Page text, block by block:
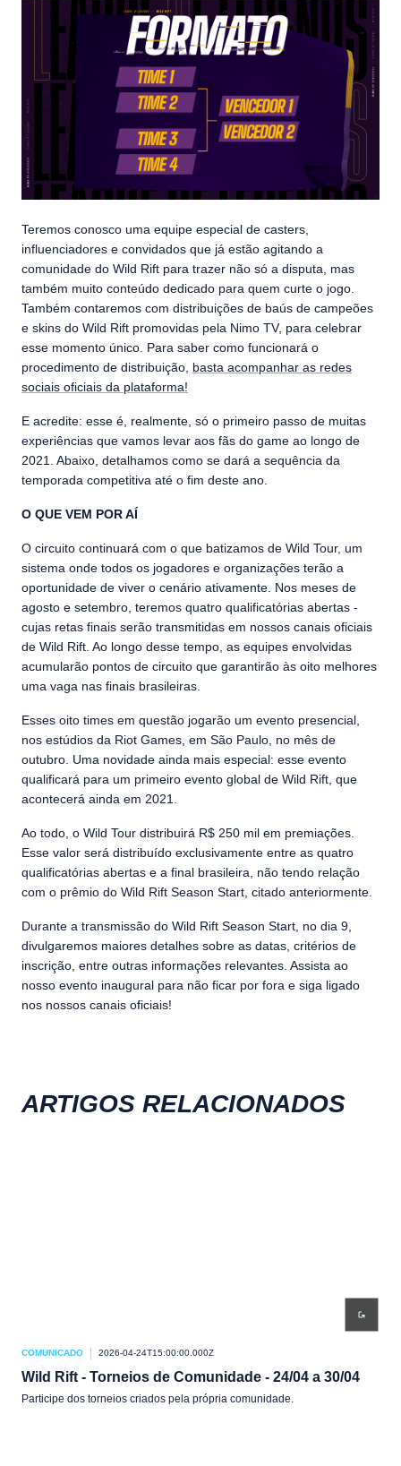
Teremos conosco uma equipe especial de casters,
influenciadores e convidados que já estão agitando a
comunidade do Wild Rift para trazer não só a disputa, mas
também muito conteúdo dedicado para quem curte o jogo.
Também contaremos com distribuições de baús de campeões
e skins do Wild Rift promovidas pela Nimo TV, para celebrar
esse momento único. Para saber como funcionará o
procedimento de distribuição, basta acompanhar as redes
sociais oficiais da plataforma!
E acredite: esse é, realmente, só o primeiro passo de muitas
experiências que vamos levar aos fãs do game ao longo de
2021. Abaixo, detalhamos como se dará a sequência da
temporada competitiva até o fim deste ano.
O QUE VEM POR AÍ
O circuito continuará com o que batizamos de Wild Tour, um
sistema onde todos os jogadores e organizações terão a
oportunidade de viver o cenário ativamente. Nos meses de
agosto e setembro, teremos quatro qualificatórias abertas -
cujas retas finais serão transmitidas em nossos canais oficiais
de Wild Rift. Ao longo desse tempo, as equipes envolvidas
acumularão pontos de circuito que garantirão às oito melhores
uma vaga nas finais brasileiras.
Esses oito times em questão jogarão um evento presencial,
nos estúdios da Riot Games, em São Paulo, no mês de
outubro. Uma novidade ainda mais especial: esse evento
qualificará para um primeiro evento global de Wild Rift, que
acontecerá ainda em 2021.
Ao todo, o Wild Tour distribuirá R$ 250 mil em premiações.
Esse valor será distribuído exclusivamente entre as quatro
qualificatórias abertas e a final brasileira, não tendo relação
com o prêmio do Wild Rift Season Start, citado anteriormente.
Durante a transmissão do Wild Rift Season Start, no dia 9,
divulgaremos maiores detalhes sobre as datas, critérios de
inscrição, entre outras informações relevantes. Assista ao
nosso evento inaugural para não ficar por fora e siga ligado
nos nossos canais oficiais!
ARTIGOS RELACIONADOS
COMUNICADO 2026-04-24T15:00:00.000Z
Wild Rift - Torneios de Comunidade - 24/04 a 30/04
Participe dos torneios criados pela própria comunidade.